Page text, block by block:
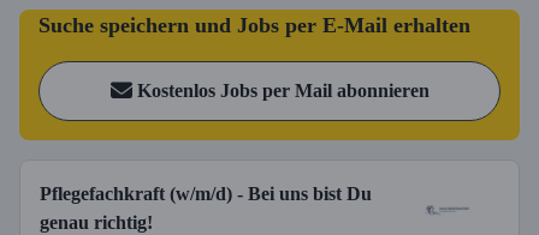
Suche speichern und Jobs per E-Mail erhalten
Kostenlos Jobs per Mail abonnieren
Pflegefachkraft (w/m/d) - Bei uns bist Du
genau richtig!